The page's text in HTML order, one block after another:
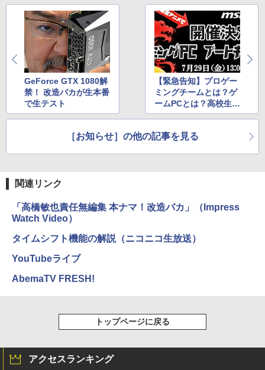
GeForce GTX 1080解
禁！ 改造バカが生本番
で生テスト
【緊急告知】プロゲー
ミングチームとは？ゲ
ームPCとは？高校生し
か入れない特別講義を
も登壇!!
［お知らせ］の他の記事を見る
関連リンク
「高橋敏也責任無編集 本ナマ！改造バカ」（Impress
Watch Video）
タイムシフト機能の解説（ニコニコ生放送）
YouTubeライブ
AbemaTV FRESH!
トップページに戻る
アクセスランキング